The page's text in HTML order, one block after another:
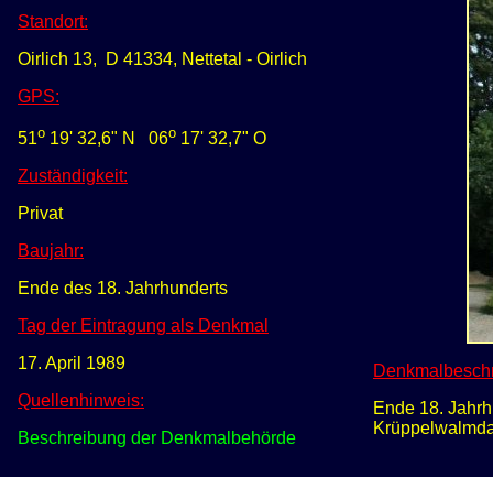
Standort:
Oirlich 13, D 41334, Nettetal - Oirlich
GPS:
51o 19' 32,6" N 06o 17' 32,7" O
Zuständigkeit:
Privat
Baujahr:
Ende des 18. Jahrhunderts
Tag der Eintragung als Denkmal
17. April 1989
Quellenhinweis:
Beschreibung der Denkmalbehörde
Ende 18.